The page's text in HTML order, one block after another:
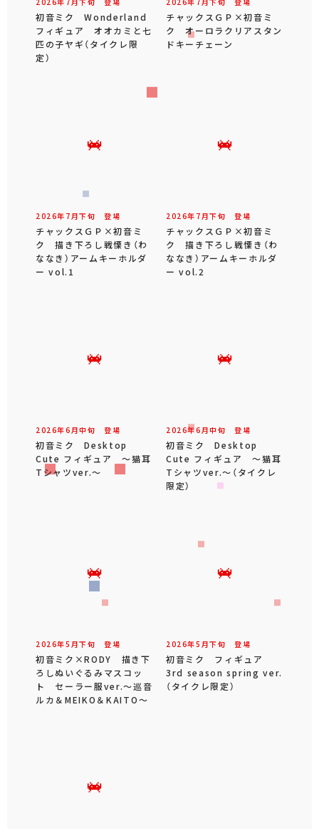
初音ミク Wonderland
フィギュア オオカミと七
匹の子ヤギ（タイクレ限
定）
チャックスＧＰ×初音ミ
ク オーロラクリアスタン
ドキーチェーン
2026年 7 月下旬 登場
チャックスＧＰ×初音ミ
ク 描き下ろし戦慄き（わ
ななき）アームキーホルダ
ー vol.1
2026年 7 月下旬 登場
チャックスＧＰ×初音ミ
ク 描き下ろし戦慄き（わ
ななき）アームキーホルダ
ー vol.2
2026年6 月中旬 登場
初音ミク Desktop
Cute フィギュア ～猫耳
Tシャツver.～
2026年6 月中旬 登場
初音ミク Desktop
Cute フィギュア ～猫耳
Tシャツver.～（タイクレ
限定）
2026年5 月下旬 登場
初音ミク×RODY 描き下
ろしぬいぐるみマスコッ
ト セーラー服ver.～巡音
ルカ＆MEIKO＆KAITO～
2026年5 月下旬 登場
初音ミク フィギュア
3rd season spring ver.
（タイクレ限定）